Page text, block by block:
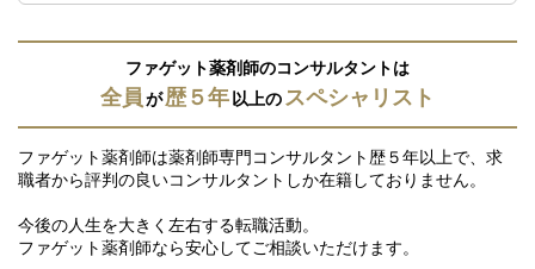
ファゲット薬剤師のコンサルタントは
全員が歴５年以上のスペシャリスト
ファゲット薬剤師は薬剤師専門コンサルタント歴５年以上で、求
職者から評判の良いコンサルタントしか在籍しておりません。
今後の人生を大きく左右する転職活動。
ファゲット薬剤師なら安心してご相談いただけます。